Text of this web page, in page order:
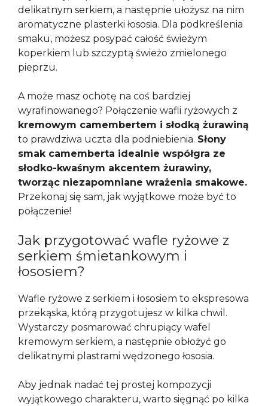
delikatnym serkiem, a następnie ułożysz na nim
aromatyczne plasterki łososia. Dla podkreślenia
smaku, możesz posypać całość świeżym
koperkiem lub szczyptą świeżo zmielonego
pieprzu.
A może masz ochotę na coś bardziej
wyrafinowanego? Połączenie wafli ryżowych z
kremowym camembertem i słodką żurawiną
to prawdziwa uczta dla podniebienia. Słony
smak camemberta idealnie współgra ze
słodko-kwaśnym akcentem żurawiny,
tworząc niezapomniane wrażenia smakowe.
Przekonaj się sam, jak wyjątkowe może być to
połączenie!
Jak przygotować wafle ryżowe z
serkiem śmietankowym i
łososiem?
Wafle ryżowe z serkiem i łososiem to ekspresowa
przekąska, którą przygotujesz w kilka chwil.
Wystarczy posmarować chrupiący wafel
kremowym serkiem, a następnie obłożyć go
delikatnymi plastrami wędzonego łososia.
Aby jednak nadać tej prostej kompozycji
wyjątkowego charakteru, warto sięgnąć po kilka